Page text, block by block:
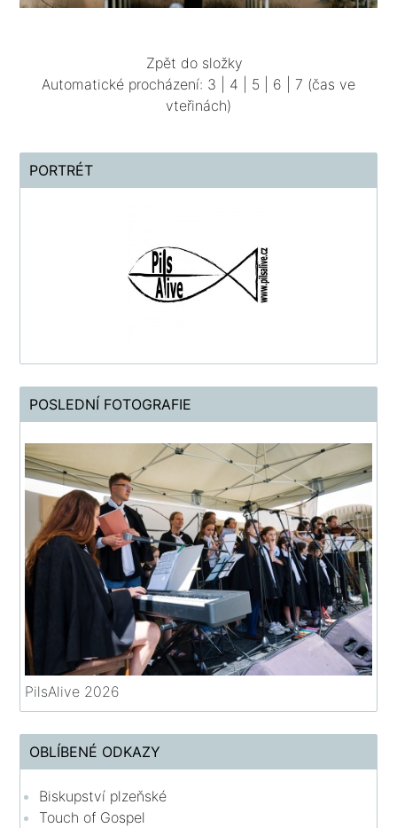
Zpět do složky
Automatické procházení: 3 4 5 6 7 (čas ve
vteřinách)
PORTRÉT
POSLEDNÍ FOTOGRAFIE
PilsAlive 2026
OBLÍBENÉ ODKAZY
Biskupství plzeňské
Touch of Gospel